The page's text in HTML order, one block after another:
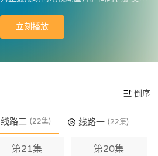
版已于 2007年上映，亦取得票房及口碑
的巨大成功。《辛普森一家》最早是FOX
统意义上的“居家男人 ”。他作为一家之
经常发生的情况是他才是那个被领导的。
这个家庭里有爱，蓝头发的女家长Marg
的女儿Lisa，还有婴儿Maggie。这个家庭
立刻播放
倒序
线路二 (22集) 线路一 (22集)
第21集 第20集